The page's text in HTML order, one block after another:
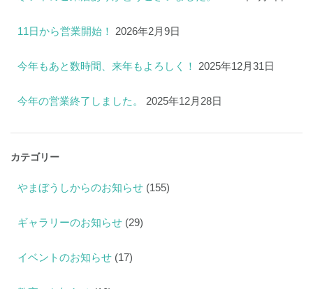
11日から営業開始！ 2026年2月9日
今年もあと数時間、来年もよろしく！ 2025年12月31日
今年の営業終了しました。 2025年12月28日
カテゴリー
やまぼうしからのお知らせ (155)
ギャラリーのお知らせ (29)
イベントのお知らせ (17)